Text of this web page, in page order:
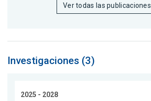
Ver todas las publicaciones
Investigaciones (3)
2025 - 2028